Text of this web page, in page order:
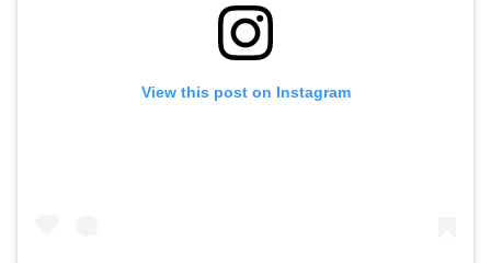
View this post on Instagram